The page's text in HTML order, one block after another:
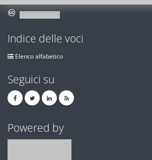
Indice delle voci
Elenco alfabetico
Seguici su
Powered by